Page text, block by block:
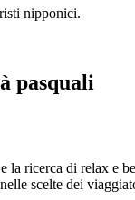
nipponici.
pasquali
ricerca di relax
scelte dei